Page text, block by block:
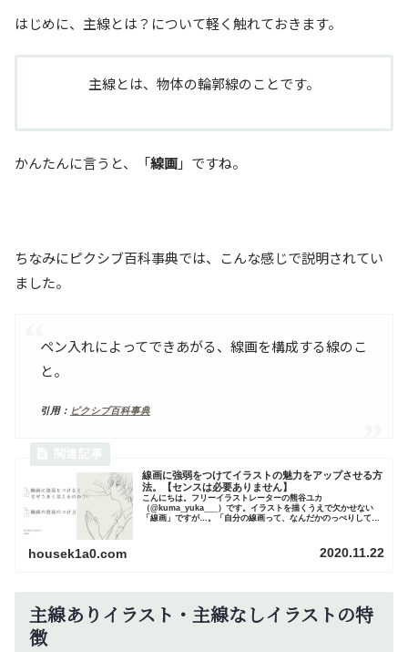
はじめに、主線とは？について軽く触れておきます。
主線とは、物体の輪郭線のことです。
かんたんに言うと、「線画」ですね。
ちなみにピクシブ百科事典では、こんな感じで説明されてい
ました。
ペン入れによってできあがる、線画を構成する線のこ
と。
引用： ピクシブ百科事典
線画に強弱をつけてイラストの魅力をアップさせる方
法。【センスは必要ありません】
こんにちは。フリーイラストレーターの熊谷ユカ
（@kuma_yuka___）です。イラストを描くうえで欠かせない
「線画」ですが…。「自分の線画って、なんだかのっぺりしてい
housek1a0.com 2020.11.22
主線ありイラスト・主線なしイラストの特
徴